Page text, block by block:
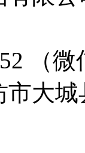
（
大